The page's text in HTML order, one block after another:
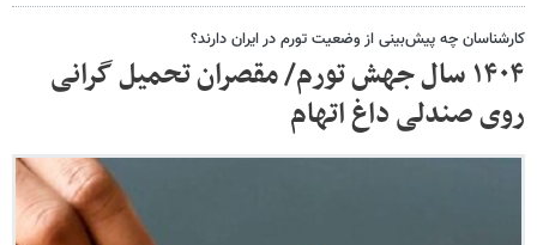
کارشناسان چه پیش‌بینی از وضعیت تورم در ایران دارند؟
۱۴۰۴ سال جهش تورم/ مقصران تحمیل گرانی
روی صندلی داغ اتهام